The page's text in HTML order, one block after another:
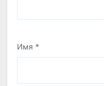
Имя *